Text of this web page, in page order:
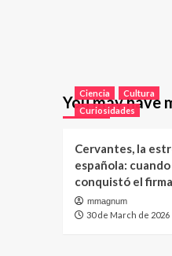
You may have
Ciencia
Cultura
Curiosidades
Cervantes, la
española:
conquistó el
mmagnum
30 de March de 2026